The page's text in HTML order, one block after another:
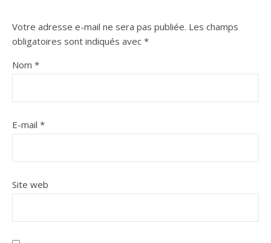
Votre adresse e-mail ne sera pas publiée. Les champs
obligatoires sont indiqués avec *
Nom *
E-mail *
Site web